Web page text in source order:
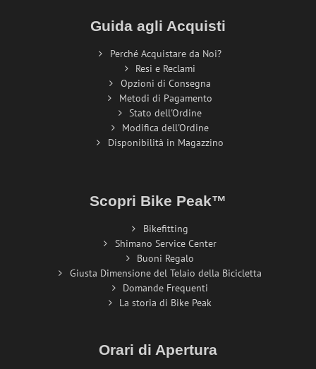
Guida agli Acquisti
Perché Acquistare da Noi?
Resi e Reclami
Opzioni di Consegna
Metodi di Pagamento
Stato dell'Ordine
Modifica dell'Ordine
Disponibilità in Magazzino
Scopri Bike Peak™
Bikefitting
Shimano Service Center
Buoni Regalo
Giusta Dimensione del Telaio della Bicicletta
Domande Frequenti
La storia di Bike Peak
Orari di Apertura